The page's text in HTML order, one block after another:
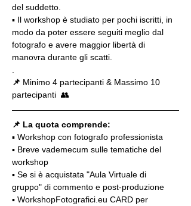
del suddetto.
▪️ Il workshop è studiato per pochi iscritti, in
modo da poter essere seguiti meglio dal
fotografo e avere maggior libertà di
manovra durante gli scatti.
📌 Minimo 4 partecipanti & Massimo 10
partecipanti  👥
📌 La quota comprende:
▪️ Workshop con fotografo professionista
▪️ Breve vademecum sulle tematiche del
workshop
▪️ Se si è acquistata "Aula Virtuale di
gruppo" di commento e post-produzione
▪️ WorkshopFotografici.eu CARD per